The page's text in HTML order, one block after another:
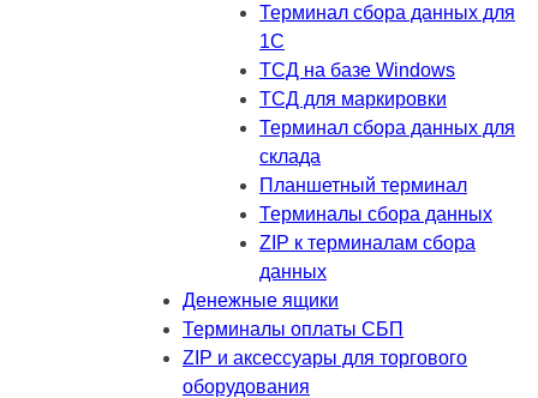
Терминал сбора данных для
1C
ТСД на базе Windows
ТСД для маркировки
Терминал сбора данных для
склада
Планшетный терминал
Терминалы сбора данных
ZIP к терминалам сбора
данных
Денежные ящики
Терминалы оплаты СБП
ZIP и аксессуары для торгового
оборудования